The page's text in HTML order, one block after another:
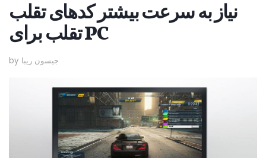
نیاز به سرعت بیشتر کدهای تقلب
تقلب برای PC
by جیسون ریبا